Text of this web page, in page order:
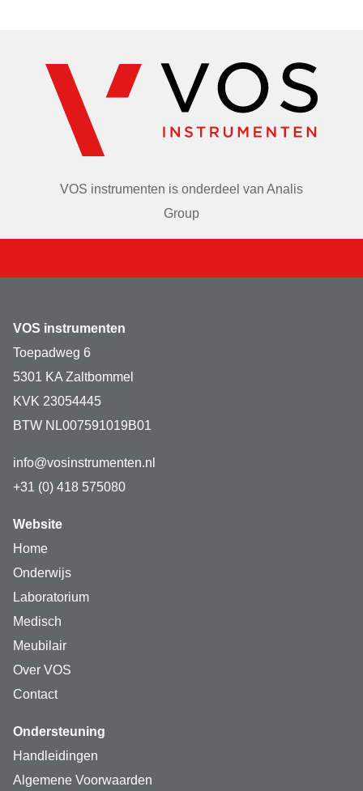
VOS instrumenten is onderdeel van Analis
Group
VOS instrumenten
Toepadweg 6
5301 KA Zaltbommel
KVK 23054445
BTW NL007591019B01
info@vosinstrumenten.nl
+31 (0) 418 575080
Website
Home
Onderwijs
Laboratorium
Medisch
Meubilair
Over VOS
Contact
Ondersteuning
Handleidingen
Algemene Voorwaarden